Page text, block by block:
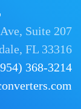
Suite 207
FL 33316
368-3214